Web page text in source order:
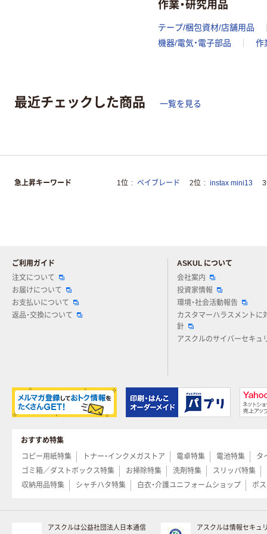
作業・研究用品
テープ/梱包資材/店舗用品
機器/電気・電子部品
作
最近チェックした商品 一覧を見る
急上昇キーワード 1位 ベイブレード 2位 instax mini13
ご利用ガイド
注文について
お届けについて
お支払いについて
返品・交換について
ASKUL について
会社案内
投資家情報
環境・社会活動報告
カスタマーハラスメントに
針
アスクルのサイバーセキュ
おすすめ特集
コピー用紙特集
トナー・インクメガストア 電卓特集 電池特集
タ
ゴミ箱／ダストボックス特集
お掃除特集 洗剤特集
スリッパ特集
収納用品特集
シャチハタ特集 白衣・介護ユニフォームショップ ポ
アスクルは公益社団法人日本通信 アスクルは情報セキュ